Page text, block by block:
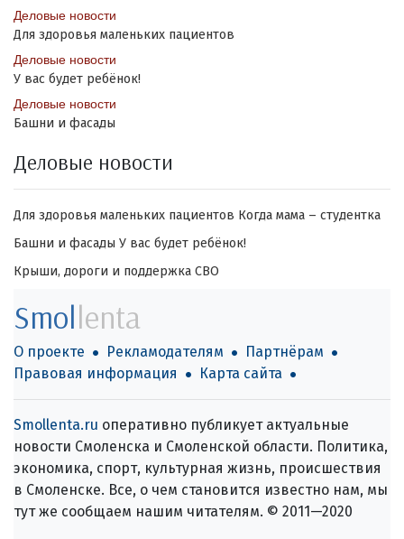
Деловые новости
Для здоровья маленьких пациентов
Деловые новости
У вас будет ребёнок!
Деловые новости
Башни и фасады
Деловые новости
Для здоровья маленьких пациентов Когда мама – студентка
Башни и фасады У вас будет ребёнок!
Крыши, дороги и поддержка СВО
Smollenta
О проекте Рекламодателям
Партнёрам
Правовая информация
Карта сайта
Smollenta.ru оперативно публикует актуальные
новости Смоленска и Смоленской области. Политика,
экономика, спорт, культурная жизнь, происшествия
в Смоленске. Все, о чем становится известно нам, мы
тут же сообщаем нашим читателям. © 2011—2020